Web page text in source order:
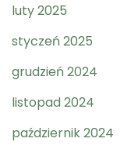
luty 2025
styczeń 2025
grudzień 2024
listopad 2024
październik 2024